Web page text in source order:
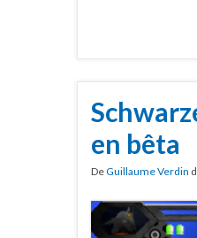
en bêta
DeGuillaume Verdin